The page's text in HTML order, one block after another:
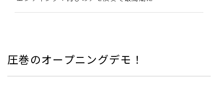
圧巻のオープニングデモ！